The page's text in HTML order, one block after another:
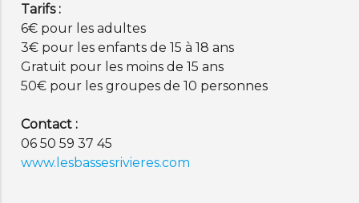
Tarifs :
6€ pour les adultes
3€ pour les enfants de 15 à 18 ans
Gratuit pour les moins de 15 ans
50€ pour les groupes de 10 personnes
Contact :
06 50 59 37 45
www.lesbassesrivieres.com